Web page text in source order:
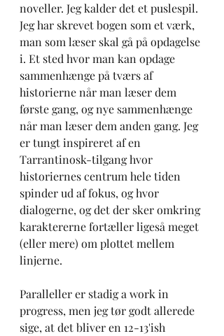
noveller. Jeg kalder det et puslespil.
Jeg har skrevet bogen som et værk,
man som læser skal gå på opdagelse
i. Et sted hvor man kan opdage
sammenhænge på tværs af
historierne når man læser dem
første gang, og nye sammenhænge
når man læser dem anden gang. Jeg
er tungt inspireret af en
Tarrantinosk-tilgang hvor
historiernes centrum hele tiden
spinder ud af fokus, og hvor
dialogerne, og det der sker omkring
karaktererne fortæller ligeså meget
(eller mere) om plottet mellem
linjerne.
Paralleller er stadig a work in
progress, men jeg tør godt allerede
sige, at det bliver en 12-13'ish